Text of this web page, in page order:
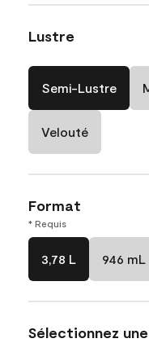
Lustre
Semi-Lustre
Velouté
Format
* Requis
3,78 L 946 mL
Sélectionnez